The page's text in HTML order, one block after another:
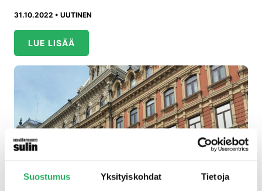
Suostumus Yksityiskohdat Tietoja
31.10.2022 • UUTINEN
LUE LISÄÄ